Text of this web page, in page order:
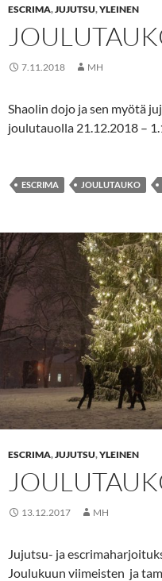
ESCRIMA,JUJUTSU,YLEINEN
7.11.2018 MH
Shaolin dojo ja sen myötä
joulutauolla 21.12.2018 –
ESCRIMA JOULUTAUKO
ESCRIMA,JUJUTSU,YLEINEN
13.12.2017 MH
Jujutsu- ja
Joulukuun viimeisten ja